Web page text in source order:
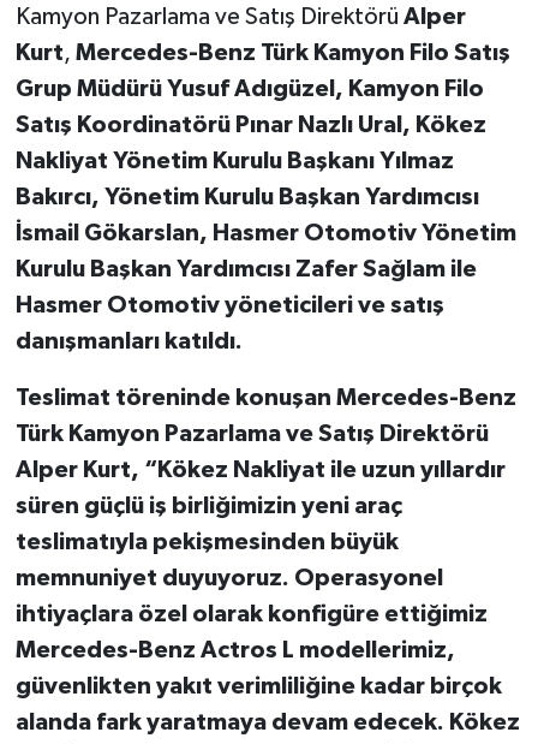
Kamyon Pazarlama ve Satış Direktörü Alper
Kurt, Mercedes-Benz Türk Kamyon Filo Satış
Grup Müd ürüYusuf Ad ıgüzel, Kamyon Filo
Satış KoordinatörüPınar Nazl ıUral, Kökez
Nakliyat Yönetim Kurulu Baş kanıYılmaz
Bakırcı, Yönetim Kurulu Baş kan Yard ımcısı
smail Gö karslan, Hasmer Otomotiv Yönetim
Kurulu Başkan Yardımcısı Zafer Sağlam ile
Hasmer Otomotiv yöneticileri ve satış
danışmanlarıkatıld ı.
Teslimat töreninde konuşan Mercedes-Benz
Türk Kamyon Pazarlama ve Satış Direktörü
Alper Kurt, “Kökez Nakliyat ile uzun yıllardır
süren güçlü iş birliğimizin yeni araç
teslimatıyla pekişmesinden büyük
memnuniyet duyuyoruz. Operasyonel
ihtiyaçlara özel olarak konfigüre ettiğimiz
Mercedes-Benz Actros L modellerimiz,
güvenlikten yakıt verimliliğine kadar birçok
alanda fark yaratmaya devam edecek. Kö kez